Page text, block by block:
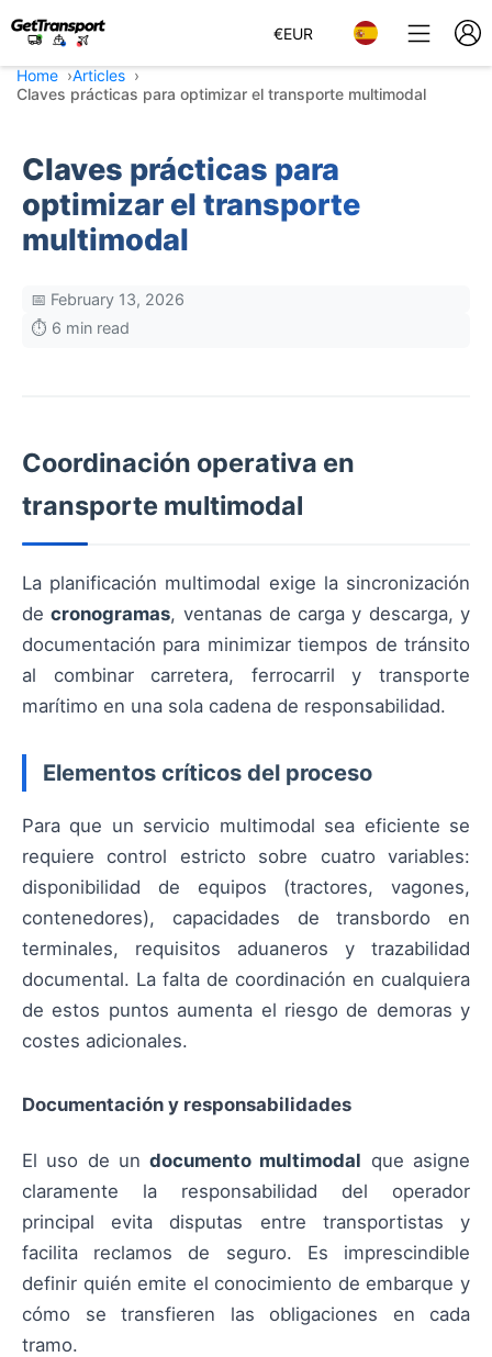
€EUR
Home
Articles
Claves prácticas para optimizar el transporte multimodal
Claves prácticas para
optimizar el transporte
multimodal
📅 February 13, 2026
⏱️ 6 min read
Coordinación operativa en
transporte multimodal
La planificación multimodal exige la sincronización
decronogramas, ventanas de carga y descarga, y
documentación para minimizar tiempos de tránsito
al combinar carretera, ferrocarril y transporte
marítimo en una sola cadena de responsabilidad.
Elementos críticos del proceso
Para que un servicio multimodal sea eficiente se
requiere control estricto sobre cuatro variables:
disponibilidad de equipos (tractores, vagones,
contenedores), capacidades de transbordo en
terminales, requisitos aduaneros y trazabilidad
documental. La falta de coordinación en cualquiera
de estos puntos aumenta el riesgo de demoras y
costes adicionales.
Documentación y responsabilidades
El uso de undocumento multimodal que asigne
claramente la responsabilidad del operador
principal evita disputas entre transportistas y
facilita reclamos de seguro. Es imprescindible
definir quién emite el conocimiento de embarque y
cómo se transfieren las obligaciones en cada
tramo.